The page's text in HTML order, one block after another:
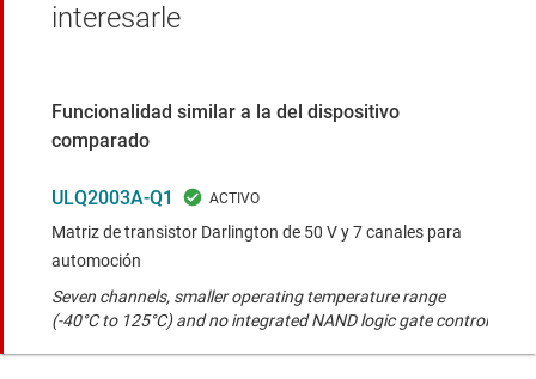
interesarle
Funcionalidad similar a la del dispositivo
comparado
ULQ2003A-Q1
Matriz de transistor Darlington de 50 V y 7 canales para
automoción
Seven channels, smaller operating temperature range
(-40°C to 125°C) and no integrated NAND logic gate control